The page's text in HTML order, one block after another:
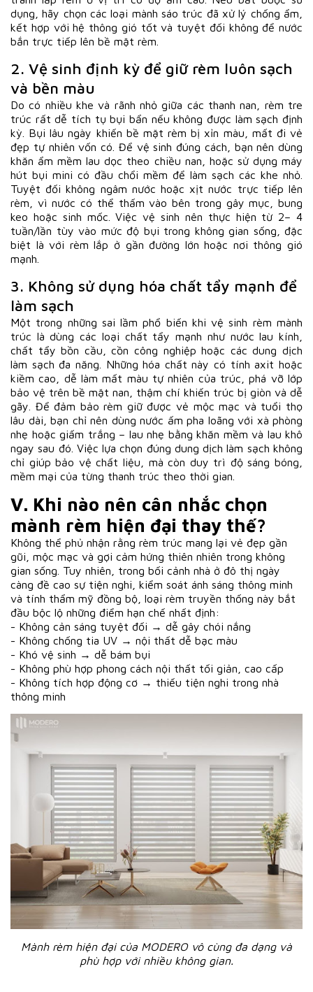
dụng, hãy chọn các loại mành sáo trúc đã xử lý chống ẩm,
kết hợp với hệ thông gió tốt và tuyệt đối không để nước
bắn trực tiếp lên bề mặt rèm.
2. Vệ sinh định kỳ để giữ rèm luôn sạch
và bền màu
Do có nhiều khe và rãnh nhỏ giữa các thanh nan, rèm tre
trúc rất dễ tích tụ bụi bẩn nếu không được làm sạch định
kỳ. Bụi lâu ngày khiến bề mặt rèm bị xỉn màu, mất đi vẻ
đẹp tự nhiên vốn có. Để vệ sinh đúng cách, bạn nên dùng
khăn ẩm mềm lau dọc theo chiều nan, hoặc sử dụng máy
hút bụi mini có đầu chổi mềm để làm sạch các khe nhỏ.
Tuyệt đối không ngâm nước hoặc xịt nước trực tiếp lên
rèm, vì nước có thể thấm vào bên trong gây mục, bung
keo hoặc sinh mốc. Việc vệ sinh nên thực hiện từ 2– 4
tuần/lần tùy vào mức độ bụi trong không gian sống, đặc
biệt là với rèm lắp ở gần đường lớn hoặc nơi thông gió
mạnh.
3. Không sử dụng hóa chất tẩy mạnh để
làm sạch
Một trong những sai lầm phổ biến khi vệ sinh rèm mành
trúc là dùng các loại chất tẩy mạnh như nước lau kính,
chất tẩy bồn cầu, cồn công nghiệp hoặc các dung dịch
làm sạch đa năng. Những hóa chất này có tính axit hoặc
kiềm cao, dễ làm mất màu tự nhiên của trúc, phá vỡ lớp
bảo vệ trên bề mặt nan, thậm chí khiến trúc bị giòn và dễ
gãy. Để đảm bảo rèm giữ được vẻ mộc mạc và tuổi thọ
lâu dài, bạn chỉ nên dùng nước ấm pha loãng với xà phòng
nhẹ hoặc giấm trắng – lau nhẹ bằng khăn mềm và lau khô
ngay sau đó. Việc lựa chọn đúng dung dịch làm sạch không
chỉ giúp bảo vệ chất liệu, mà còn duy trì độ sáng bóng,
mềm mại của từng thanh trúc theo thời gian.
V. Khi nào nên cân nhắc chọn
mành rèm hiện đại thay thế?
Không thể phủ nhận rằng rèm trúc mang lại vẻ đẹp gần
gũi, mộc mạc và gợi cảm hứng thiên nhiên trong không
gian sống. Tuy nhiên, trong bối cảnh nhà ở đô thị ngày
càng đề cao sự tiện nghi, kiểm soát ánh sáng thông minh
và tính thẩm mỹ đồng bộ, loại rèm truyền thống này bắt
đầu bộc lộ những điểm hạn chế nhất định:
- Không cản sáng tuyệt đối → dễ gây chói nắng
- Không chống tia UV → nội thất dễ bạc màu
- Khó vệ sinh → dễ bám bụi
- Không phù hợp phong cách nội thất tối giản, cao cấp
- Không tích hợp động cơ → thiếu tiện nghi trong nhà
thông minh
Mành rèm hiện đại của MODERO vô cùng đa dạng và
phù hợp với nhiều không gian.